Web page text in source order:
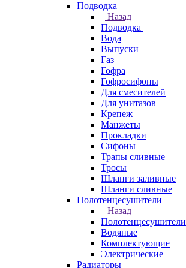
Подводка
Назад
Подводка
Вода
Выпуски
Газ
Гофра
Гофросифоны
Для смесителей
Для унитазов
Крепеж
Манжеты
Прокладки
Сифоны
Трапы сливные
Тросы
Шланги заливные
Шланги сливные
Полотенцесушители
Назад
Полотенцесушители
Водяные
Комплектующие
Электрические
Радиаторы